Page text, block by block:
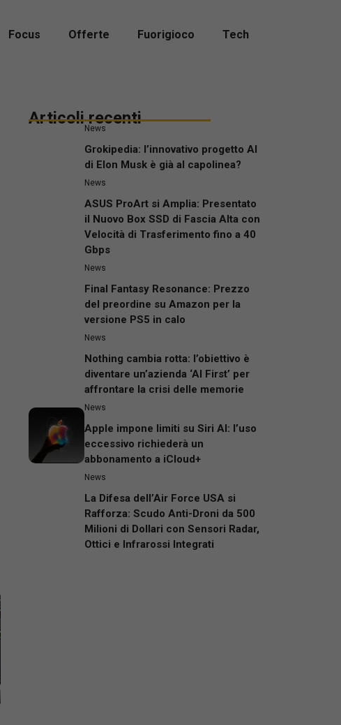
Focus Offerte Fuorigioco Tech
Articoli recenti
News
Grokipedia: l’innovativo progetto AI
di Elon Musk è già al capolinea?
News
ASUS ProArt si Amplia: Presentato
il Nuovo Box SSD di Fascia Alta con
Velocità di Trasferimento fino a 40
Gbps
News
Final Fantasy Resonance: Prezzo
del preordine su Amazon per la
versione PS5 in calo
News
Nothing cambia rotta: l’obiettivo è
diventare un’azienda ‘AI First’ per
affrontare la crisi delle memorie
News
Apple impone limiti su Siri AI: l’uso
eccessivo richiederà un
abbonamento a iCloud+
News
La Difesa dell’Air Force USA si
Rafforza: Scudo Anti-Droni da 500
Milioni di Dollari con Sensori Radar,
Ottici e Infrarossi Integrati